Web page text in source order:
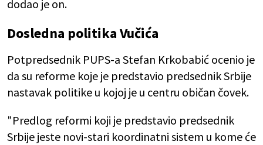
dodao je on.
Dosledna politika Vučića
Potpredsednik PUPS-a Stefan Krkobabić ocenio je
da su reforme koje je predstavio predsednik Srbije
nastavak politike u kojoj je u centru običan čovek.
"Predlog reformi koji je predstavio predsednik
Srbije jeste novi-stari koordinatni sistem u kome će